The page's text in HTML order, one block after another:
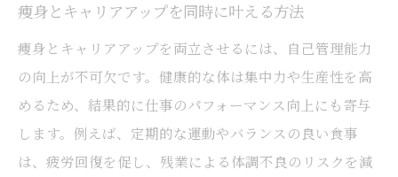
痩身とキャリアアップを同時に叶える方法
痩身とキャリアアップを両立させるには、自己管理能力
の向上が不可欠です。健康的な体は集中力や生産性を高
めるため、結果的に仕事のパフォーマンス向上にも寄与
します。例えば、定期的な運動やバランスの良い食事
は、疲労回復を促し、残業による体調不良のリスクを減